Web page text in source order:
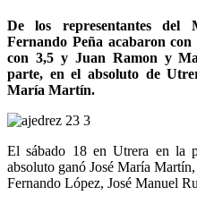
De los representantes del
Fernando Peña acabaron
con 3,5 y Juan Ramon y
parte, en el absoluto de
María Martín.
El sábado 18 en Utrera en la
absoluto ganó José María
Fernando López, José Manuel